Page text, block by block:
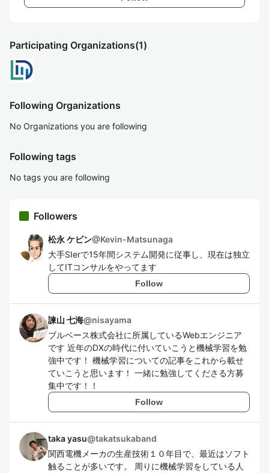
Participating Organizations(1)
Following Organizations
No Organizations you are following
Following tags
No tags you are following
Followers
松永 ケビン@Kevin-Matsunaga
大手SIerで15年間システム開発に従事し、現在は独立
してITコンサルをやってます
Follow
諫山 七海@nisayama
ブルベース株式会社に所属しているWebエンジニア
です 近年のDXの時代に付いていこうと機械学習を勉
強中です！ 機械学習についての記事をこれから載せ
ていこうと思います！ 一緒に勉強してくださる方募
集中です！！
Follow
taka yasu@takatsukaband
関西電機メーカの生産技術１０年目で、最近はソフト
触ることが多いです。 周りに機械学習をしている人